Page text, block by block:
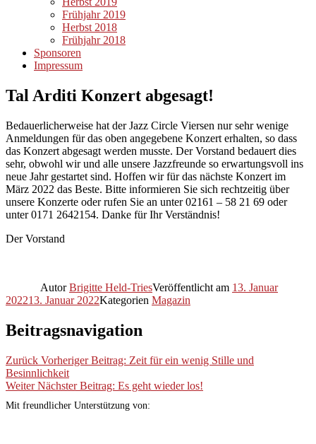
Frühjahr 2019
Herbst 2018
Frühjahr 2018
Sponsoren
Impressum
Tal Arditi Konzert abgesagt!
Bedauerlicherweise hat der Jazz Circle Viersen nur sehr wenige
Anmeldungen für das oben angegebene Konzert erhalten, so dass
das Konzert abgesagt werden musste. Der Vorstand bedauert dies
sehr, obwohl wir und alle unsere Jazzfreunde so erwartungsvoll ins
neue Jahr gestartet sind. Hoffen wir für das nächste Konzert im
März 2022 das Beste. Bitte informieren Sie sich rechtzeitig über
unsere Konzerte oder rufen Sie an unter 02161 – 58 21 69 oder
unter 0171 2642154. Danke für Ihr Verständnis!
Der Vorstand
AutorBrigitte Held-TriesVeröffentlicht am 13. Januar
202213. Januar 2022Kategorien Magazin
Beitragsnavigation
Zurück Vorheriger Beitrag: Zeit für ein wenig Stille und
Besinnlichkeit
Weiter Nächster Beitrag: Es geht wieder los!
Mit freundlicher Unterstützung von: